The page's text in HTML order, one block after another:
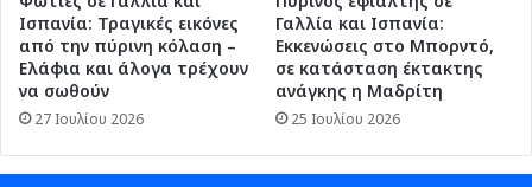
Ισπανία: Τραγικές εικόνες
από την πύρινη κόλαση –
Ελάφια και άλογα τρέχουν
να σωθούν
27 Ιουλίου 2026
Γαλλία και Ισπανία:
Εκκενώσεις στο Μπορντό,
σε κατάσταση έκτακτης
ανάγκης η Μαδρίτη
25 Ιουλίου 2026